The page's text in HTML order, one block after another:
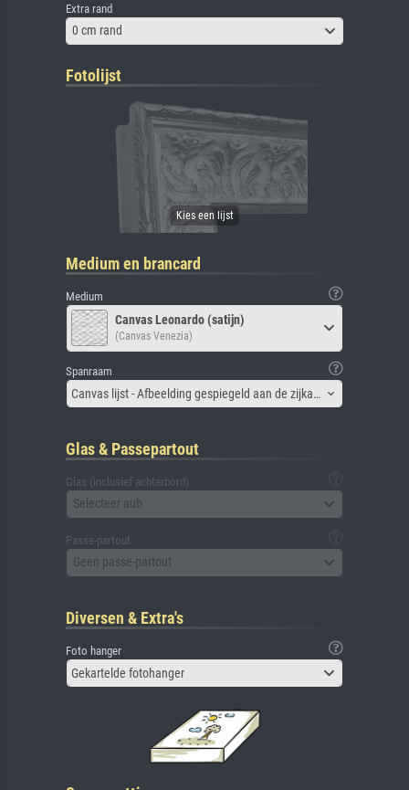
Extra rand
0 cm rand
Fotolijst
Medium en brancard
Medium
Canvas Leonardo (satijn)
(Canvas Venezia)
Spanraam
Canvas lijst - Afbeelding gespiegeld aan de zijkant
Glas & Passepartout
Glas (inclusief achterbord)
Selecteer aub
Passe-partout
Geen passe-partout
Diversen & Extra's
Foto hanger
Gekartelde fotohanger